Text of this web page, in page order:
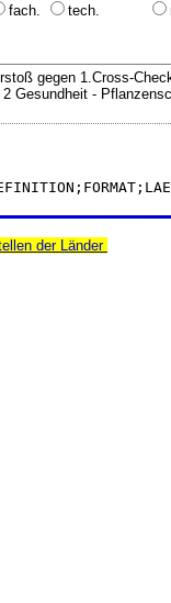
fach. tech.
gegen 1.Cross-
Gesundheit -
der Länder